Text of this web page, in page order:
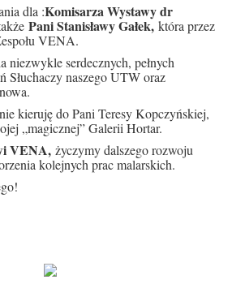
dla :Komisarza Wystawy dr
Pani Stanisławy Gałek, która przez
VENA.
niezwykle serdecznych, pełnych
Słuchaczy naszego UTW oraz
kieruję do Pani Teresy Kopczyńskiej,
„magicznej” Galerii Hortar.
VENA, życzymy dalszego rozwoju
kolejnych prac malarskich.